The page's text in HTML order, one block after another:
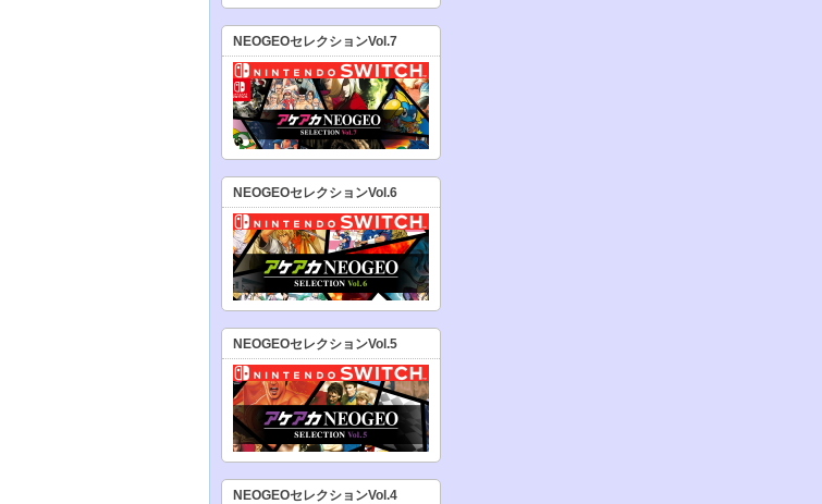
NEOGEOセレクションVol.7
NEOGEOセレクションVol.6
NEOGEOセレクションVol.5
NEOGEOセレクションVol.4